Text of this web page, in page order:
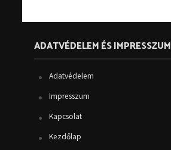
ADATVÉDELEM ÉS IMPRESSZUM
Adatvédelem
Impresszum
Kapcsolat
Kezdőlap